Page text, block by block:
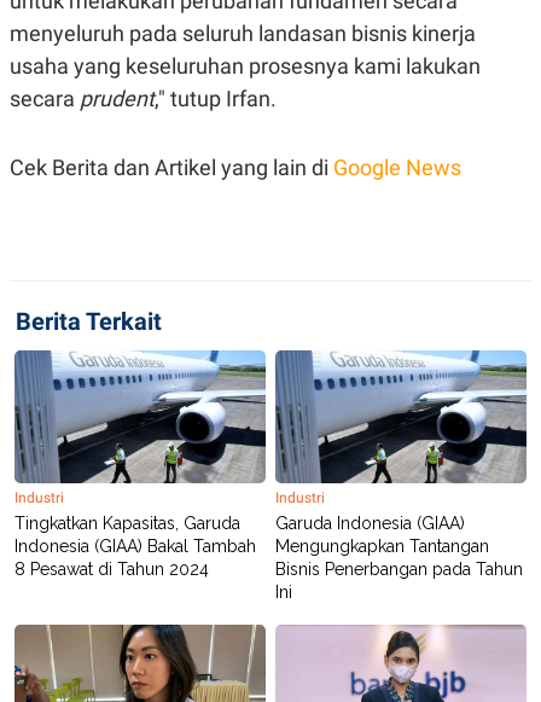
S
A
T
D
T
A
G
E
S
OI
JARINGAN
K
O
N
T
A
N
A
C
A
M
P
R
E
S
S
R
E
L
E
E
D
menyeluruh pada seluruh landasan bisnis kinerja
usaha yang keseluruhan prosesnya kami lakukan
secara prudent," tutup Irfan.
Cek Berita dan Artikel yang lain di Google News
Berita Terkait
Industri
Tingkatkan Kapasitas, Garuda
Indonesia (GIAA) Bakal Tambah
8 Pesawat di Tahun 2024
Industri
Garuda Indonesia (GIAA)
Mengungkapkan Tantangan
Bisnis Penerbangan pada Tahun
Ini